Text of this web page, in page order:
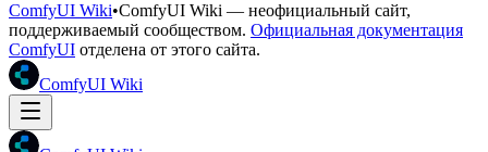
ComfyUI Wiki•ComfyUI Wiki — неофициальный сайт,
поддерживаемый сообществом. Официальная документация
ComfyUI отделена от этого сайта.
ComfyUI Wiki